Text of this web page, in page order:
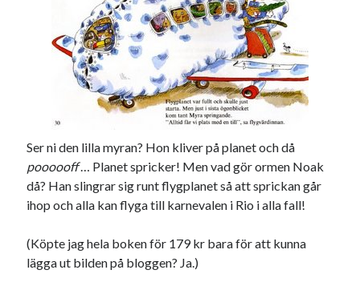
Dessa har något gemensamt
Fantastiskt välformulerad moderecensent
Onödiga citattecken
Dessa har något helt annat gemensamt
En amerikansk språkpolis
Fula biblioteksböcker
Egna länkar
Bokstävlar & AI – mitt levebröd. Gå en kurs!
Ser ni den lilla myran? Hon kliver på planet och då
poooooff… Planet spricker! Men vad gör ormen Noak
då? Han slingrar sig runt flygplanet så att sprickan går
ihop och alla kan flyga till karnevalen i Rio i alla fall!
(Köpte jag hela boken för 179 kr bara för att kunna
lägga ut bilden på bloggen? Ja.)